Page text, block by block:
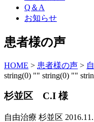
Q＆A
お知らせ
患者様の声
HOME > 患者様の声 >
string(0) "" string(0) ""
杉並区 C.I 様
自由治療 杉並区